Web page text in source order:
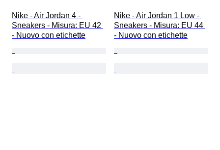
Nike - Air Jordan 4 -
Sneakers - Misura: EU 42
- Nuovo con etichette
Nike - Air Jordan 1 Low -
Sneakers - Misura: EU 44
- Nuovo con etichette